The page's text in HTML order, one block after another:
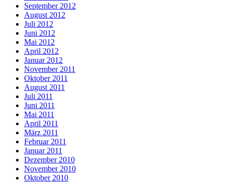
September 2012
August 2012
Juli 2012
Juni 2012
Mai 2012
April 2012
Januar 2012
November 2011
Oktober 2011
August 2011
Juli 2011
Juni 2011
Mai 2011
April 2011
März 2011
Februar 2011
Januar 2011
Dezember 2010
November 2010
Oktober 2010